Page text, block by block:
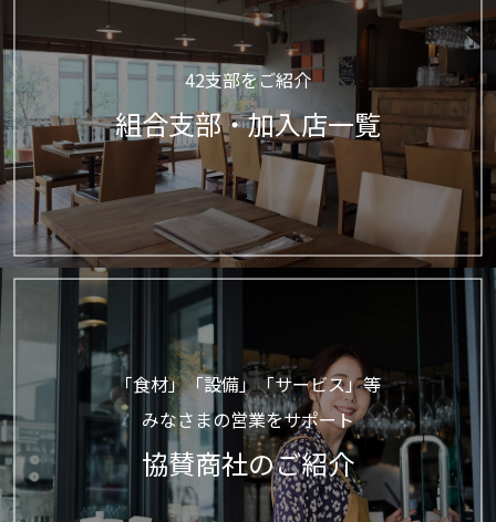
42支部をご紹介
組合支部・加入店一覧
「食材」「設備」「サービス」等
みなさまの営業をサポート
協賛商社のご紹介